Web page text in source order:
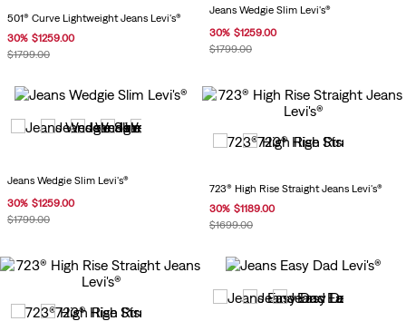
501® Curve Lightweight Jeans Levi's®
30% $1259.00
$1799.00
Jeans Wedgie Slim Levi's®
30% $1259.00
$1799.00
Jeans Wedgie Slim Levi's®
30% $1259.00
$1799.00
723® High Rise Straight Jeans Levi's®
30% $1189.00
$1699.00